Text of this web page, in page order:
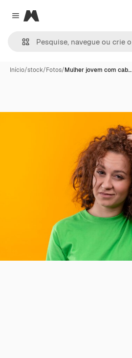
Close menu
Magnific
Início/stock/Fotos/Mulher jovem com cab…